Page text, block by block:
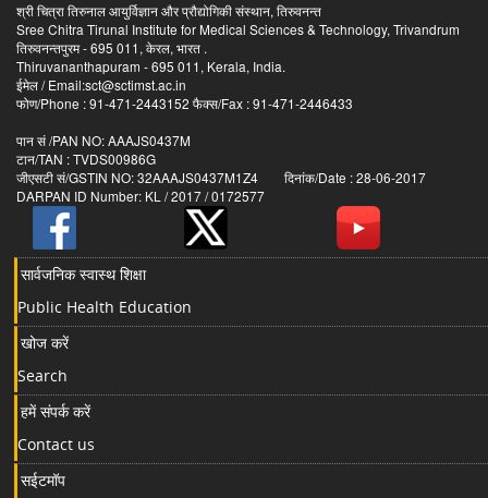
श्री चित्रा तिरुनाल आयुर्विज्ञान और प्रौद्योगिकी संस्थान, तिरुवनन्त
Sree Chitra Tirunal Institute for Medical Sciences & Technology, Trivandrum
तिरुवनन्तपुरम - 695 011, केरल, भारत .
Thiruvananthapuram - 695 011, Kerala, India.
ईमेल / Email:sct@sctimst.ac.in
फोण/Phone : 91-471-2443152 फैक्स/Fax : 91-471-2446433
पान सं /PAN NO: AAAJS0437M
टान/TAN : TVDS00986G
जीएसटी सं/GSTIN NO: 32AAAJS0437M1Z4 दिनांक/Date : 28-06-2017
DARPAN ID Number: KL / 2017 / 0172577
सार्वजनिक स्वास्थ शिक्षा
Public Health Education
खोज करें
Search
हमें संपर्क करें
Contact us
सईटमॉप